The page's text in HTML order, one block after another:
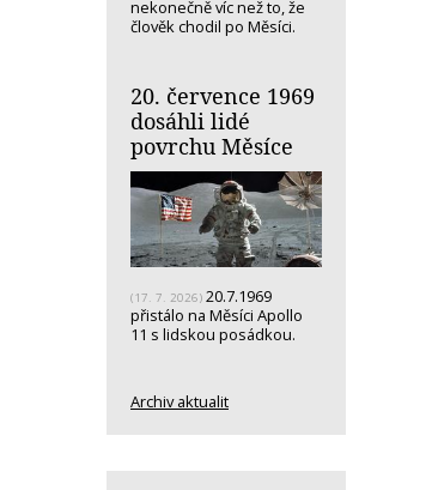
nekonečně víc než to, že
člověk chodil po Měsíci.
20. července 1969
dosáhli lidé
povrchu Měsíce
(17. 7. 2026) 20.7.1969
přistálo na Měsíci Apollo
11 s lidskou posádkou.
Archiv aktualit